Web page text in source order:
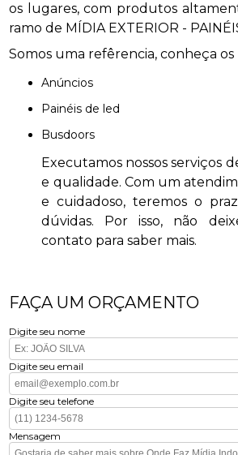
os lugares, com produtos
ramo de MÍDIA EXTERIOR -
Somos uma refêrencia, conheça os
anúncios
painéis de led
busdoors
Executamos nossos serviços
e qualidade. Com um
e cuidadoso, teremos o
dúvidas. Por isso, não
contato para saber mais.
FAÇA UM ORÇAMENTO
Digite seu nome
Digite seu email
Digite seu telefone
Mensagem